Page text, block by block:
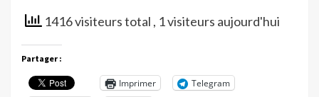
1416 visiteurs total , 1 visiteurs aujourd'hui
Partager :
Imprimer
Telegram